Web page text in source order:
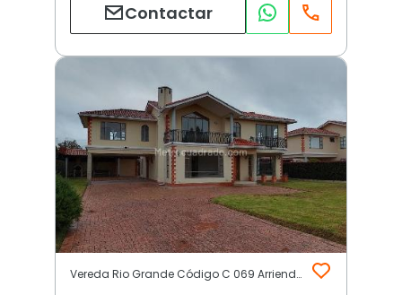
Contactar
Vereda Rio Grande Código C 069 Arriendo | Otros | Cajicá